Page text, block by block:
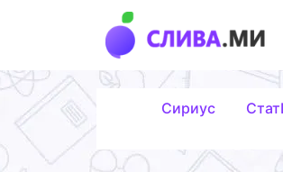
Сириус